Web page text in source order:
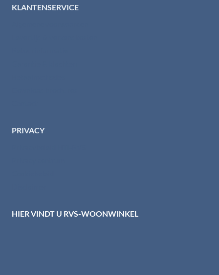
KLANTENSERVICE
PRIVACY
HIER VINDT U RVS-WOONWINKEL